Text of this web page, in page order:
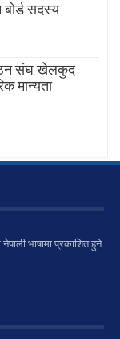
बोर्ड सदस्य
संघ खेलकुद
मान्यता
भाषामा प्रकाशित हुने